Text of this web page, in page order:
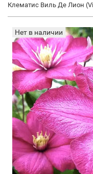
Клематис Виль Де Лион
Нет в наличии